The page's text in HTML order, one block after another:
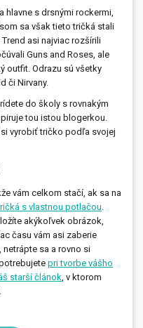
hlavne s drsnými rockermi,
sa však tieto tričká stali
asi najviac rozšírili
Guns and Roses, ale
outfit. Odrazu sú všetky
či Nirvany.
do školy s rovnakým
tou istou blogerkou.
vyrobiť tričko podľa svojej
vám celkom stačí, ak sa na
s vlastnou potlačou.
akýkoľvek obrázok,
času vám asi zaberie
sa a rovno si
pri tvorbe vášho
starší článok, v ktorom